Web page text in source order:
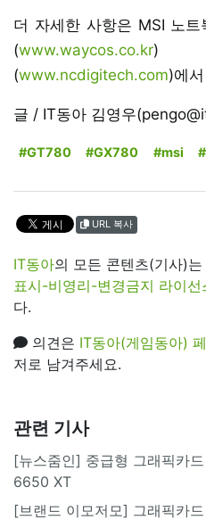
더 자세한 사항은 MSI 노
(www.waycos.co.kr) 또
(www.ncdigitech.com)에
글 / IT동아 김영우
#GT780 #GX780 #msi
URL 복사
IT동아의 모든 콘텐츠(기사)는
표시-비영리-변경금지 라이선
다.
의견은 IT동아(게임동아)
저로 남겨주세요.
관련 기사
[뉴스줌인] 중급형 그래픽카드
6650 XT
[브랜드 이모저모] 그래픽카